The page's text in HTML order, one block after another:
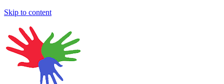
Skip to content